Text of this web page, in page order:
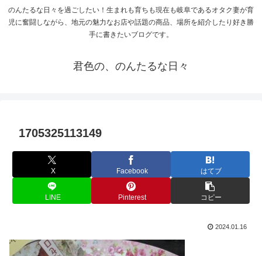
のんたるな日々を過ごしたい！生まれも育ちも現在も岐阜であるオタク妻が育
児に奮闘しながら、地元の魅力なお店や話題の商品、場所を紹介したり好き勝
手に書きたいブログです。
君色の、のんたるな日々
1705325113149
X Facebook はてブ
LINE Pinterest コピー
2024.01.16